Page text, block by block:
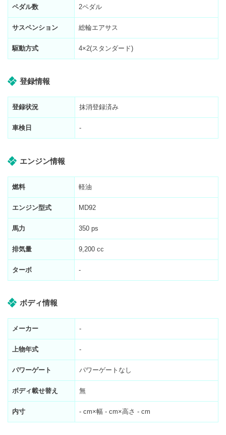
ペダル数 2ペダル
サスペンション 総輪エアサス
駆動方式 4×2(スタンダード)
登録情報
登録状況 抹消登録済み
車検日 -
エンジン情報
燃料 軽油
エンジン型式 MD92
馬力 350 ps
排気量 9,200 cc
ターボ -
ボディ情報
メーカー -
上物年式 -
パワーゲート パワーゲートなし
ボディ載せ替え 無
内寸 - cm×幅 - cm×高さ - cm